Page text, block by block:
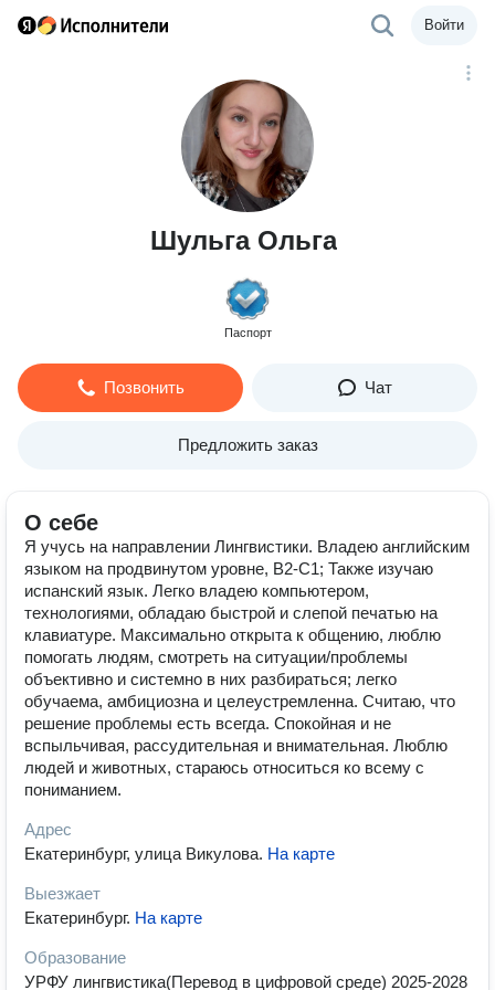
Войти
Шульга Ольга
Паспорт
Позвонить Чат
Предложить заказ
О себе
Я учусь на направлении Лингвистики. Владею английским
языком на продвинутом уровне, B2-C1; Также изучаю
испанский язык. Легко владею компьютером,
технологиями, обладаю быстрой и слепой печатью на
клавиатуре. Максимально открыта к общению, люблю
помогать людям, смотреть на ситуации/проблемы
объективно и системно в них разбираться; легко
обучаема, амбициозна и целеустремленна. Считаю, что
решение проблемы есть всегда. Спокойная и не
вспыльчивая, рассудительная и внимательная. Люблю
людей и животных, стараюсь относиться ко всему с
пониманием.
Адрес
Екатеринбург, улица Викулова. На карте
Выезжает
Екатеринбург. На карте
Образование
УРФУ лингвистика(Перевод в цифровой среде) 2025-2028